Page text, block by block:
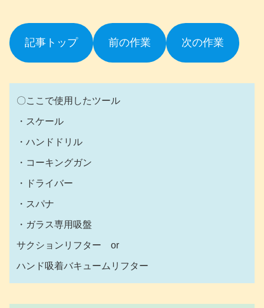
記事トップ 前の作業 次の作業
〇ここで使用したツール
・スケール
・ハンドドリル
・コーキングガン
・ドライバー
・スパナ
・ガラス専用吸盤
サクションリフター or
ハンド吸着バキュームリフター